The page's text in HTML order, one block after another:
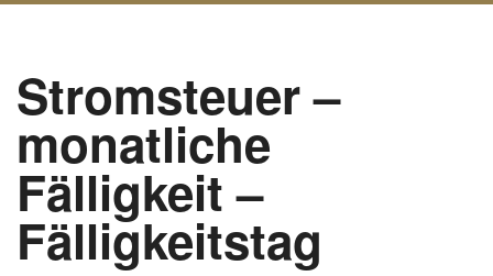
Stromsteuer –
monatliche
Fälligkeit –
Fälligkeitstag